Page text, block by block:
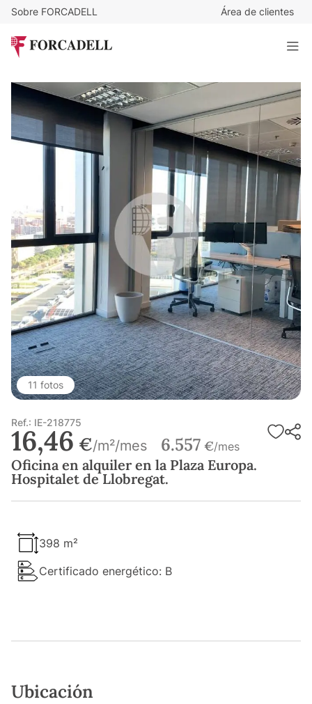
Sobre FORCADELL Área de clientes
Oficina en alquiler en la Plaza Europa. Hospitalet de
Llobregat.
11 fotos
Ref.: IE-218775
16,46 €/m²/mes 6.557 €/mes
Oficina en alquiler en la Plaza Europa.
Hospitalet de Llobregat.
398 m²
Certificado energético: B
Ubicación